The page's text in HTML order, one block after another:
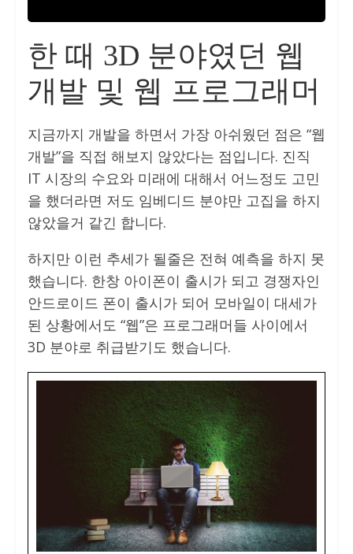
한 때 3D 분야였던 웹
개발 및 웹 프로그래머
지금까지 개발을 하면서 가장 아쉬웠던 점은 “웹
개발”을 직접 해보지 않았다는 점입니다. 진직
IT 시장의 수요와 미래에 대해서 어느정도 고민
을 했더라면 저도 임베디드 분야만 고집을 하지
않았을거 같긴 합니다.
하지만 이런 추세가 될줄은 전혀 예측을 하지 못
했습니다. 한창 아이폰이 출시가 되고 경쟁자인
안드로이드 폰이 출시가 되어 모바일이 대세가
된 상황에서도 “웹”은 프로그래머들 사이에서
3D 분야로 취급받기도 했습니다.